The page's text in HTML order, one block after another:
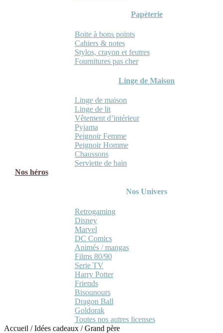
Papèterie
Boite à bons points
Cahiers & notes
Stylos, crayon et feutres
Fournitures pas cher
Linge de Maison
Linge de maison
Linge de lit
Vêtement d’intérieur
Pyjama
Peignoir Femme
Peignoir Homme
Chaussons
Serviette de bain
Nos héros
Nos Univers
Retrogaming
Disney
Marvel
DC Comics
Animés / mangas
Films 80/90
Serie TV
Harry Potter
Friends
Bisounours
Dragon Ball
Goldorak
Toutes nos autres licenses
Accueil /Idées cadeaux /Grand père